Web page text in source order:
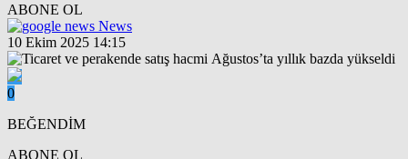
ABONE OL
News
10 Ekim 2025 14:15
0
BEĞENDİM
ABONE OL